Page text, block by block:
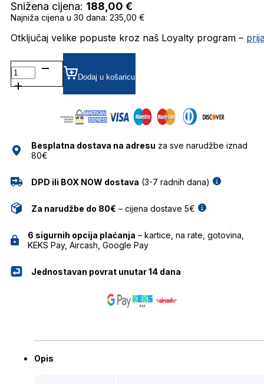
Snižena cijena: 188,00 €
Najniža cijena u 30 dana: 235,00 €
Otključaj velike popuste kroz naš Loyalty program –
FASMOMENT
GRADIJENT SUNČANE
NAOČALE
Dodaj u košaricu
Besplatna dostava na adresu za sve narudžbe iznad
80€
DPD ili BOX NOW dostava (3-7 radnih dana)
Za narudžbe do 80€ – cijena dostave 5€
6 sigurnih opcija plaćanja – kartice, na rate, gotovina,
KEKS Pay, Aircash, Google Pay
Jednostavan povrat unutar 14 dana
Opis